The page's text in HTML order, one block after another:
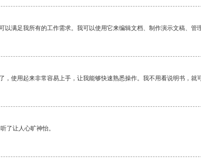
以满足我所有的工作需求。我可以使用它来编辑文档、制作演示文稿、管
，使用起来非常容易上手，让我能够快速熟悉操作。我不用看说明书，就
了让人心旷神怡。